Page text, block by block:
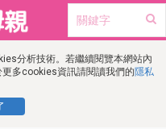
分析技術。若繼續閱覽本網站內
多cookies資訊請閱讀我們的隱私